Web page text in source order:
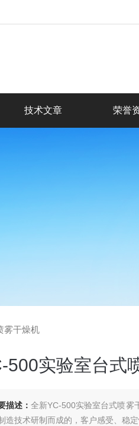
技术文章 荣誉
雾干燥机
500实验室台式
描述： 全新YC-500实验室台式喷雾
造技术研制而成的，客户感受、稳